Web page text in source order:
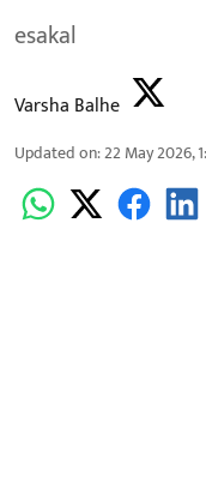
esakal
Varsha Balhe
Updated on:22 May 2026,